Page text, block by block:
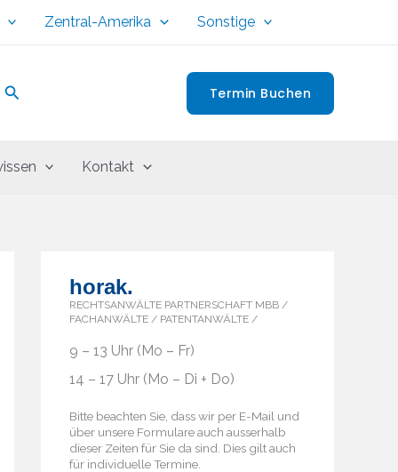
Zentral-Amerika Sonstige
Suchen Termin Buchen
Kontakt
horak.
RECHTSANWÄLTE PARTNERSCHAFT MBB /
FACHANWÄLTE / PATENTANWÄLTE /
9 – 13 Uhr (Mo – Fr)
14 – 17 Uhr (Mo – Di + Do)
Bitte beachten Sie, dass wir per E-Mail und
über unsere Formulare auch ausserhalb
dieser Zeiten für Sie da sind. Dies gilt auch
für individuelle Termine.